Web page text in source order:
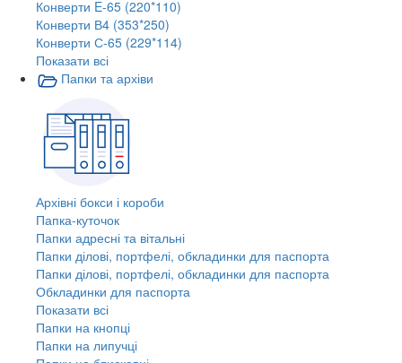
Конверти E-65 (220*110)
Конверти В4 (353*250)
Конверти С-65 (229*114)
Показати всі
Папки та архіви
Архівні бокси і короби
Папка-куточок
Папки адресні та вітальні
Папки ділові, портфелі, обкладинки для паспорта
Папки ділові, портфелі, обкладинки для паспорта
Обкладинки для паспорта
Показати всі
Папки на кнопці
Папки на липучці